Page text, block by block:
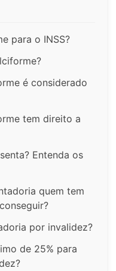
para o INSS?
é considerado
tem direito a
Entenda os
quem tem
por invalidez?
de 25% para